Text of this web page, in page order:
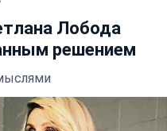
Лобода
решением